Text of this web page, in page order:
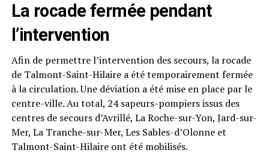
La rocade fermée pendant
l’intervention
Afin de permettre l’intervention des secours, la rocade
de Talmont-Saint-Hilaire a été temporairement fermée
à la circulation. Une déviation a été mise en place par le
centre-ville. Au total, 24 sapeurs-pompiers issus des
centres de secours d’Avrillé, La Roche-sur-Yon, Jard-sur-
Mer, La Tranche-sur-Mer, Les Sables-d’Olonne et
Talmont-Saint-Hilaire ont été mobilisés.